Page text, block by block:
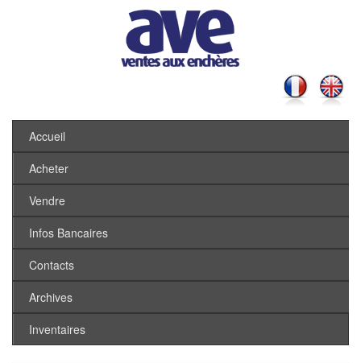
Accueil
Acheter
Vendre
Infos Bancaires
Contacts
Archives
Inventaires